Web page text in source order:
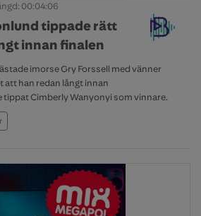
00:04:06
tippade rätt
innan finalen
imorse Gry Forssell med vänner
att han redan långt innan
tippat Cimberly Wanyonyi som vinnare.